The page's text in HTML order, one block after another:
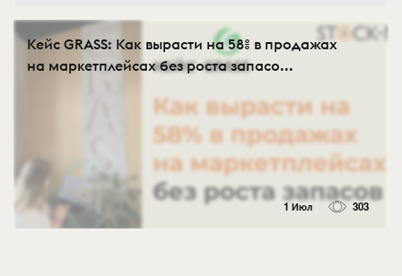
Кейс GRASS: Как вырасти на 58% в продажах
на маркетплейсах без роста запасо...
1 Июл 303